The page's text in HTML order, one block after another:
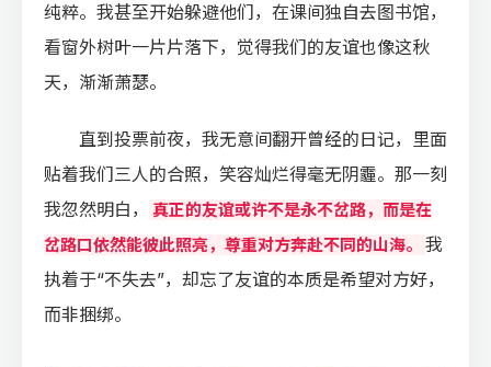
纯粹。我甚至开始躲避他们，在课间独自去图书馆，
看窗外树叶一片片落下，觉得我们的友谊也像这秋
天，渐渐萧瑟。
直到投票前夜，我无意间翻开曾经的日记，里面
贴着我们三人的合照，笑容灿烂得毫无阴霾。那一刻
我忽然明白，
真正的友谊或许不是永不岔路，而是在
岔路口依然能彼此照亮，尊重对方奔赴不同的山海。
我
执着于“不失去”，却忘了友谊的本质是希望对方好，
而非捆绑。